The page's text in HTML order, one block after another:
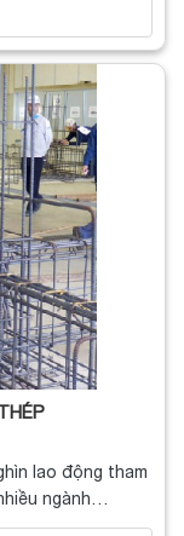
lao động tham
ngành…